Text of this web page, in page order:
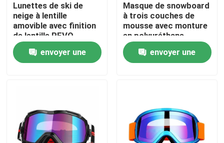
Maison
Des produits
Visite d'usine
Lunettes de ski de
neige à lentille
amovible avec finition
de lentille REVO
complète et sangle
amovibleenvoyer une
Masque de snowboard
à trois couches de
mousse avec monture
en polyuréthane
thermoplastique pour
une protection
durable
envoyer une